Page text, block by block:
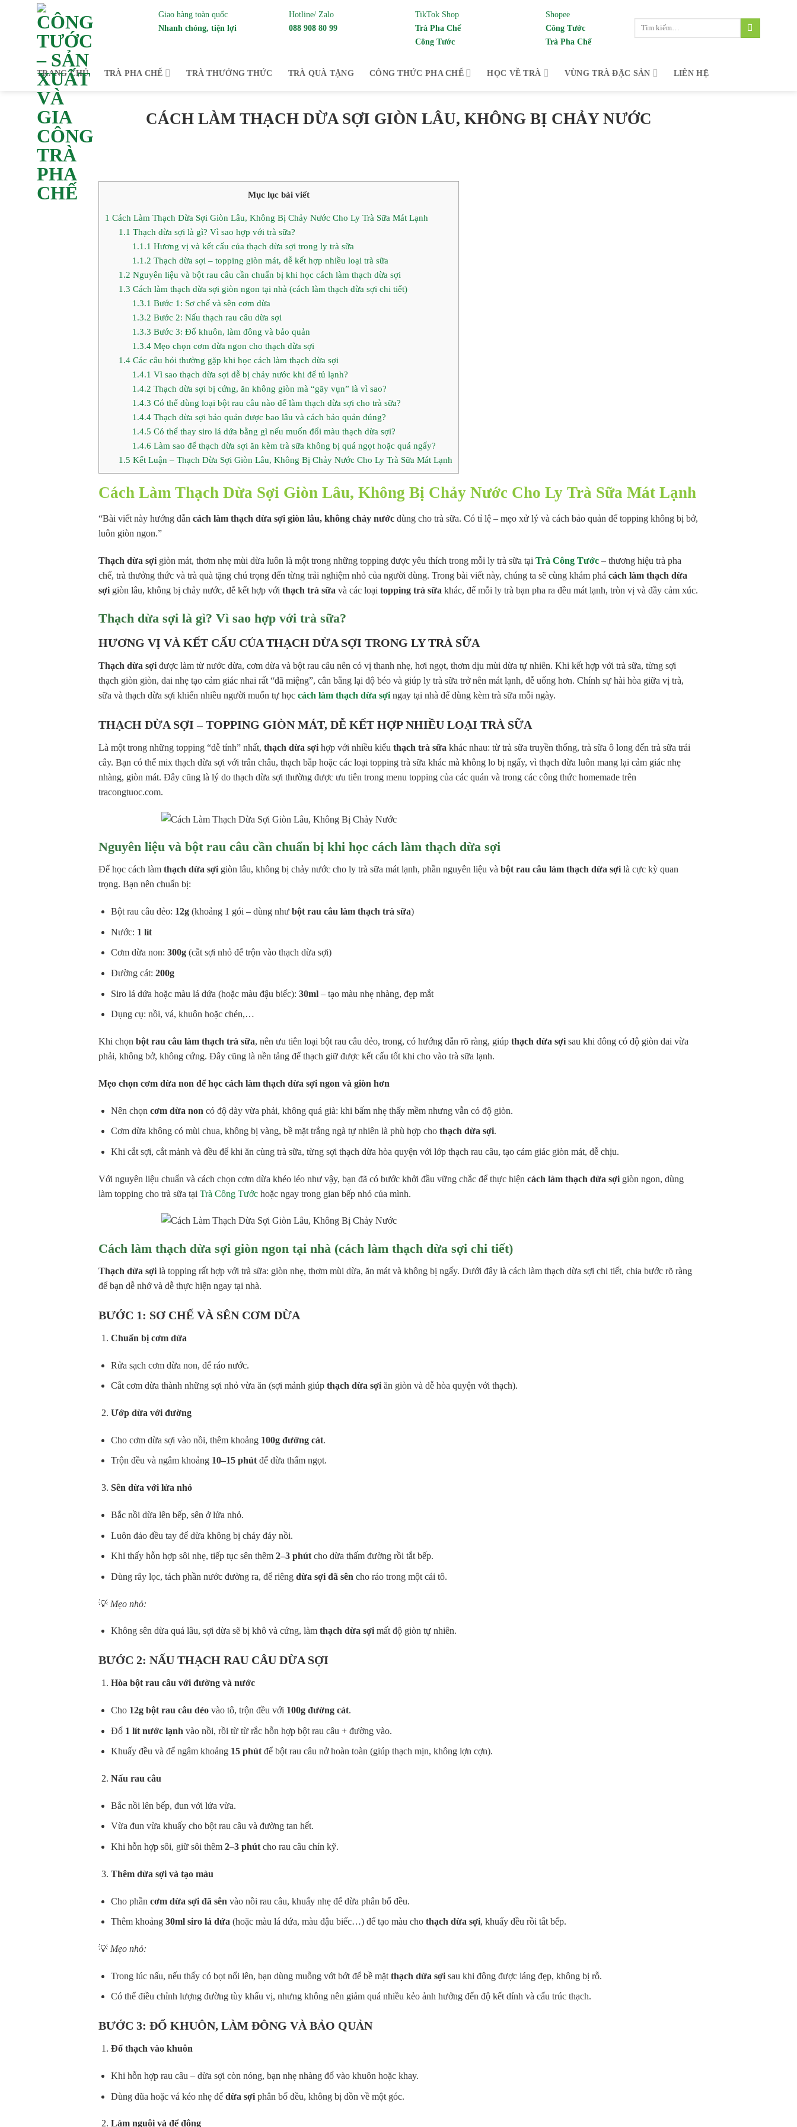
Giao hàng toàn quốc
Nhanh chóng, tiện lợi
Hotline/ Zalo
088 908 80 99
TikTok Shop
Trà Pha Chế
Công Tước
Shopee
Công Tước
Trà Pha Chế
TRANG CHỦ TRÀ PHA CHẾ TRÀ THƯỞNG THỨC TRÀ QUÀ TẶNG CÔNG THỨC PHA CHẾ HỌC VỀ TRÀ VÙNG TRÀ ĐẶC SẢN LIÊN HỆ
CÁCH LÀM THẠCH DỪA SỢI GIÒN LÂU, KHÔNG BỊ CHẢY NƯỚC
Mục lục bài viết
1 Cách Làm Thạch Dừa Sợi Giòn Lâu, Không Bị Chảy Nước Cho Ly Trà Sữa Mát Lạnh
1.1 Thạch dừa sợi là gì? Vì sao hợp với trà sữa?
1.1.1 Hương vị và kết cấu của thạch dừa sợi trong ly trà sữa
1.1.2 Thạch dừa sợi – topping giòn mát, dễ kết hợp nhiều loại trà sữa
1.2 Nguyên liệu và bột rau câu cần chuẩn bị khi học cách làm thạch dừa sợi
1.3 Cách làm thạch dừa sợi giòn ngon tại nhà (cách làm thạch dừa sợi chi tiết)
1.3.1 Bước 1: Sơ chế và sên cơm dừa
1.3.2 Bước 2: Nấu thạch rau câu dừa sợi
1.3.3 Bước 3: Đổ khuôn, làm đông và bảo quản
1.3.4Mẹo chọn cơm dừa ngon cho thạch dừa sợi
1.4Các câu hỏi thường gặp khi học cách làm thạch dừa sợi
1.4.1 Vì sao thạch dừa sợi dễ bị chảy nước khi để tủ lạnh?
1.4.2 Thạch dừa sợi bị cứng, ăn không giòn mà “gãy vụn” là vì sao?
1.4.3 Có thể dùng loại bột rau câu nào để làm thạch dừa sợi cho trà sữa?
1.4.4Thạch dừa sợi bảo quản được bao lâu và cách bảo quản đúng?
1.4.5 Có thể thay siro lá dứa bằng gì nếu muốn đổi màu thạch dừa sợi?
1.4.6 Làm sao để thạch dừa sợi ăn kèm trà sữa không bị quá ngọt hoặc quá ngấy?
1.5 Kết Luận – Thạch Dừa Sợi Giòn Lâu, Không Bị Chảy Nước Cho Ly Trà Sữa Mát Lạnh
Cách Làm Thạch Dừa Sợi Giòn Lâu, Không Bị Chảy Nước Cho Ly Trà Sữa Mát Lạnh
“Bài viết này hướng dẫncách làm thạch dừa sợi giòn lâu, không chảy nước dùng cho trà sữa. Có tỉ lệ – mẹo xử lý và cách bảo quản để topping không bị bở,
luôn giòn ngon.”
Thạch dừa sợi giòn mát, thơm nhẹ mùi dừa luôn là một trong những topping được yêu thích trong mỗi ly trà sữa tạiTrà Công Tước – thương hiệu trà pha
chế, trà thưởng thức và trà quà tặng chú trọng đến từng trải nghiệm nhỏ của người dùng. Trong bài viết này, chúng ta sẽ cùng khám phácách làm thạch dừa
sợi giòn lâu, không bị chảy nước, dễ kết hợp vớithạch trà sữa và các loạitopping trà sữa khác, để mỗi ly trà bạn pha ra đều mát lạnh, tròn vị và đầy cảm xúc.
Thạch dừa sợi là gì? Vì sao hợp với trà sữa?
HƯƠNG VỊ VÀ KẾT CẤU CỦA THẠCH DỪA SỢI TRONG LY TRÀ SỮA
Thạch dừa sợi được làm từ nước dừa, cơm dừa và bột rau câu nên có vị thanh nhẹ, hơi ngọt, thơm dịu mùi dừa tự nhiên. Khi kết hợp với trà sữa, từng sợi
thạch giòn giòn, dai nhẹ tạo cảm giác nhai rất “đã miệng”, cân bằng lại độ béo và giúp ly trà sữa trở nên mát lạnh, dễ uống hơn. Chính sự hài hòa giữa vị trà,
sữa và thạch dừa sợi khiến nhiều người muốn tự họccách làm thạch dừa sợi ngay tại nhà để dùng kèm trà sữa mỗi ngày.
THẠCH DỪA SỢI – TOPPING GIÒN MÁT, DỄ KẾT HỢP NHIỀU LOẠI TRÀ SỮA
Là một trong những topping “dễ tính” nhất,thạch dừa sợi hợp với nhiều kiểuthạch trà sữa khác nhau: từ trà sữa truyền thống, trà sữa ô long đến trà sữa trái
cây. Bạn có thể mix thạch dừa sợi với trân châu, thạch bắp hoặc các loại topping trà sữa khác mà không lo bị ngấy, vì thạch dừa luôn mang lại cảm giác nhẹ
nhàng, giòn mát. Đây cũng là lý do thạch dừa sợi thường được ưu tiên trong menu topping của các quán và trong các công thức homemade trên
tracongtuoc.com.
Nguyên liệu và bột rau câu cần chuẩn bị khi học cách làm thạch dừa sợi
Để học cách làmthạch dừa sợi giòn lâu, không bị chảy nước cho ly trà sữa mát lạnh, phần nguyên liệu vàbột rau câu làm thạch dừa sợi là cực kỳ quan
trọng. Bạn nên chuẩn bị:
Bột rau câu dẻo: 12g(khoảng 1 gói – dùng như bột rau câu làm thạch trà sữa)
Nước: 1 lít
Cơm dừa non: 300g(cắt sợi nhỏ để trộn vào thạch dừa sợi)
Đường cát: 200g
Siro lá dứa hoặc màu lá dứa (hoặc màu đậu biếc): 30ml– tạo màu nhẹ nhàng, đẹp mắt
Dụng cụ: nồi, vá, khuôn hoặc chén,…
Khi chọnbột rau câu làm thạch trà sữa, nên ưu tiên loại bột rau câu dẻo, trong, có hướng dẫn rõ ràng, giúpthạch dừa sợi sau khi đông có độ giòn dai vừa
phải, không bở, không cứng. Đây cũng là nền tảng để thạch giữ được kết cấu tốt khi cho vào trà sữa lạnh.
Mẹo chọn cơm dừa non để học cách làm thạch dừa sợi ngon và giòn hơn
Nên chọn cơm dừa non có độ dày vừa phải, không quá già: khi bấm nhẹ thấy mềm nhưng vẫn có độ giòn.
Cơm dừa không có mùi chua, không bị vàng, bề mặt trắng ngà tự nhiên là phù hợp cho thạch dừa sợi.
Khi cắt sợi, cắt mảnh và đều để khi ăn cùng trà sữa, từng sợi thạch dừa hòa quyện với lớp thạch rau câu, tạo cảm giác giòn mát, dễ chịu.
Với nguyên liệu chuẩn và cách chọn cơm dừa khéo léo như vậy, bạn đã có bước khởi đầu vững chắc để thực hiệncách làm thạch dừa sợi giòn ngon, dùng
làm topping cho trà sữa tạiTrà Công Tước hoặc ngay trong gian bếp nhỏ của mình.
Cách làm thạch dừa sợi giòn ngon tại nhà (cách làm thạch dừa sợi chi tiết)
Thạch dừa sợi là topping rất hợp với trà sữa: giòn nhẹ, thơm mùi dừa, ăn mát và không bị ngấy. Dưới đây là cách làm thạch dừa sợi chi tiết, chia bước rõ ràng
để bạn dễ nhớ và dễ thực hiện ngay tại nhà.
BƯỚC 1: SƠ CHẾ VÀ SÊN CƠM DỪA
Chuẩn bị cơm dừa
Rửa sạch cơm dừa non, để ráo nước.
Cắt cơm dừa thành những sợi nhỏ vừa ăn (sợi mảnh giúp thạch dừa sợiăn giòn và dễ hòa quyện với thạch).
Ướp dừa với đường
Cho cơm dừa sợi vào nồi, thêm khoảng 100g đường cát.
Trộn đều và ngâm khoảng 10–15 phútđể dừa thấm ngọt.
Sên dừa với lửa nhỏ
Bắc nồi dừa lên bếp, sên ở lửa nhỏ.
Luôn đảo đều tay để dừa không bị cháy đáy nồi.
Khi thấy hỗn hợp sôi nhẹ, tiếp tục sên thêm 2–3 phútcho dừa thấm đường rồi tắt bếp.
Dùng rây lọc, tách phần nước đường ra, để riêng dừa sợi đã sên cho ráo trong một cái tô.
💡 Mẹo nhỏ:
Không sên dừa quá lâu, sợi dừa sẽ bị khô và cứng, làm thạch dừa sợimất độ giòn tự nhiên.
BƯỚC 2: NẤU THẠCH RAU CÂU DỪA SỢI
Hòa bột rau câu với đường và nước
Cho 12g bột rau câu dẻovào tô, trộn đều với 100g đường cát.
Đổ 1 lít nước lạnh vào nồi, rồi từ từ rắc hỗn hợp bột rau câu + đường vào.
Khuấy đều và để ngâm khoảng 15 phútđể bột rau câu nở hoàn toàn (giúp thạch mịn, không lợn cợn).
Nấu rau câu
Bắc nồi lên bếp, đun với lửa vừa.
Vừa đun vừa khuấy cho bột rau câu và đường tan hết.
Khi hỗn hợp sôi, giữ sôi thêm 2–3 phútcho rau câu chín kỹ.
Thêm dừa sợi và tạo màu
Cho phần cơm dừa sợi đã sên vào nồi rau câu, khuấy nhẹ để dừa phân bố đều.
Thêm khoảng 30ml siro lá dứa (hoặc màu lá dứa, màu đậu biếc…) để tạo màu cho thạch dừa sợi, khuấy đều rồi tắt bếp.
💡 Mẹo nhỏ:
Trong lúc nấu, nếu thấy có bọt nổi lên, bạn dùng muỗng vớt bớt để bề mặt thạch dừa sợisau khi đông được láng đẹp, không bị rỗ.
Có thể điều chỉnh lượng đường tùy khẩu vị, nhưng không nên giảm quá nhiều kẻo ảnh hưởng đến độ kết dính và cấu trúc thạch.
BƯỚC 3: ĐỔ KHUÔN, LÀM ĐÔNG VÀ BẢO QUẢN
Đổ thạch vào khuôn
Khi hỗn hợp rau câu – dừa sợi còn nóng, bạn nhẹ nhàng đổ vào khuôn hoặc khay.
Dùng đũa hoặc vá kéo nhẹ để dừa sợiphân bố đều, không bị dồn về một góc.
Làm nguội và để đông